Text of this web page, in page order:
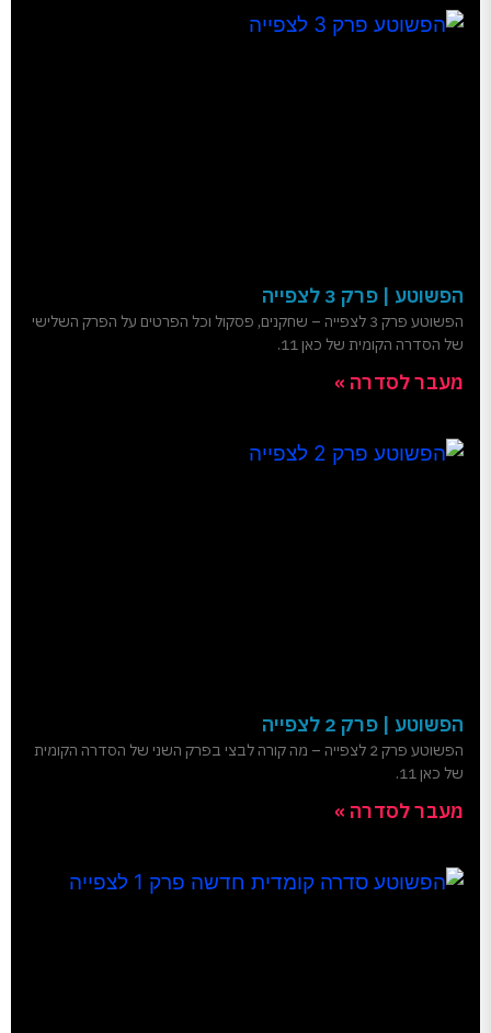
הפשוטע | פרק 3 לצפייה
הפשוטע פרק 3 לצפייה – שחקנים, פסקול וכל הפרטים על הפרק השלישי
של הסדרה הקומית של כאן 11.
מעבר לסדרה »
הפשוטע | פרק 2 לצפייה
הפשוטע פרק 2 לצפייה – מה קורה לבצי בפרק השני של הסדרה הקומית
של כאן 11.
מעבר לסדרה »